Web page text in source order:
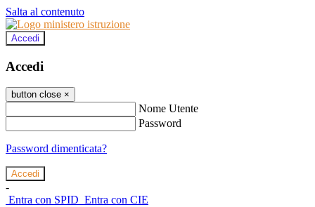
Salta al contenuto
Accedi
Accedi
button close ×
Nome Utente
Password
Password dimenticata?
-
Entra con SPID Entra con CIE